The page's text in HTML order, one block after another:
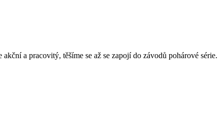
a pracovitý, těšíme se až se zapojí do závodů pohárové série.